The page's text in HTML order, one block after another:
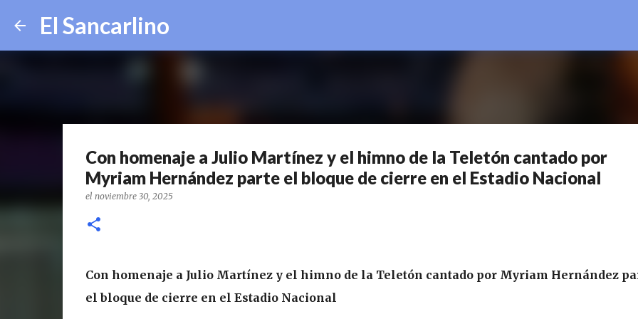
El Sancarlino
Con homenaje a Julio Martínez y el himno de la Teletón cantado por
Myriam Hernández parte el bloque de cierre en el Estadio Nacional
el noviembre 30, 2025
Con homenaje a Julio Martínez y el himno de la Teletón cantado por Myriam Hernández
el bloque de cierre en el Estadio Nacional